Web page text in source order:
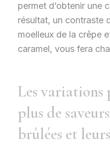
permet d’obtenir une
résultat, un contraste
moelleux de la crêpe
caramel, vous fera
Les variations
plus de
brûlées et